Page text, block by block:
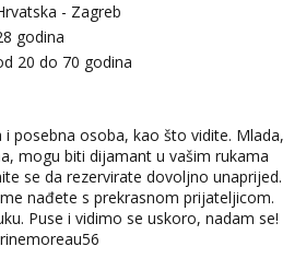
- Zagreb
godina
20 do 70 godina
posebna osoba, kao što vidite. Mlada,
mogu biti dijamant u vašim rukama
se da rezervirate dovoljno unaprijed.
nađete s prekrasnom prijateljicom.
Puse i vidimo se uskoro, nadam se!